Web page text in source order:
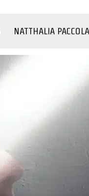
NATTHALIA PACCOLA